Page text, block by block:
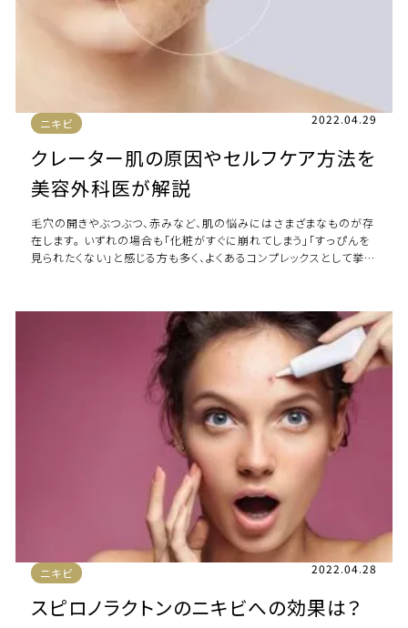
ニキビ 2022.04.29
クレーター肌の原因やセルフケア方法を
美容外科医が解説
毛穴の開きやぶつぶつ、赤みなど、肌の悩みにはさまざまなものが存
在します。 いずれの場合も「化粧がすぐに崩れてしまう」「すっぴんを
見られたくない」と感じる方も多く、よくあるコンプレックスとして挙げ
ニキビ 2022.04.28
スピロノラクトンのニキビへの効果は？